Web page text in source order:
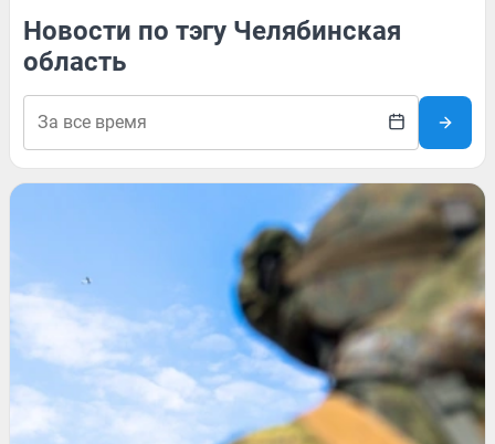
Новости по тэгу Челябинская
область